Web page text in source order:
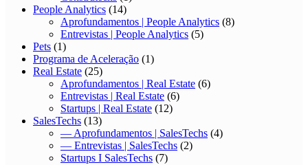
People Analytics (14)
Aprofundamentos | People Analytics (8)
Entrevistas | People Analytics (5)
Pets (1)
Programa de Aceleração (1)
Real Estate (25)
Aprofundamentos | Real Estate (6)
Entrevistas | Real Estate (6)
Startups | Real Estate (12)
SalesTechs (13)
— Aprofundamentos | SalesTechs (4)
— Entrevistas | SalesTechs (2)
Startups I SalesTechs (7)